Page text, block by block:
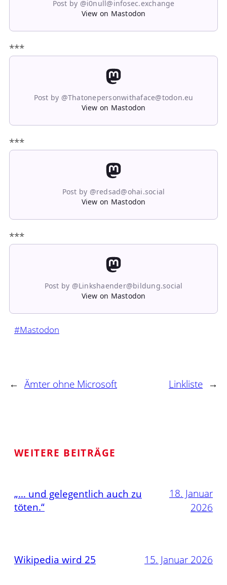
Post by @i0null@infosec.exchange
View on Mastodon
***
Post by @Thatonepersonwithaface@todon.eu
View on Mastodon
***
Post by @redsad@ohai.social
View on Mastodon
***
Post by @Linkshaender@bildung.social
View on Mastodon
#Mastodon
← Ämter ohne Microsoft Linkliste →
WEITERE BEITRÄGE
„… und gelegentlich auch zu
töten.“
18. Januar
2026
Wikipedia wird 25 15. Januar 2026